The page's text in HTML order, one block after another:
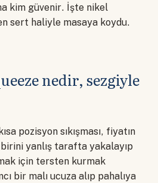
kim güvenir. İşte nikel
sert haliyle masaya koydu.
nedir, sezgiyle
pozisyon sıkışması, fiyatın
yanlış tarafta yakalayıp
için tersten kurmak
bir malı ucuza alıp pahalıya